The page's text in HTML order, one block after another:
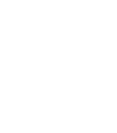
dieses
Jahr 2010:
sind
Aber
Sound